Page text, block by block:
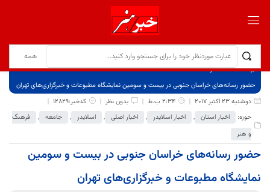
برگ نخست
نوشته‌ها
حضور رسانه‌های خراسان جنوبی در بیست‌ و سومین نمایشگاه مطبوعات و خبرگزاری‌های تهران
دوشنبه 23 اکتبر 2017
2:34 ب.ظ بدون نظر
کدخبر:12829
حوزه:
اخبار استان , اخبار اسلایدر , اخبار اصلی , اسلایدر , جامعه ,
فرهنگ
و هنر
حضور رسانه‌های خراسان جنوبی در بیست‌ و سومین
نمایشگاه مطبوعات و خبرگزاری‌های تهران